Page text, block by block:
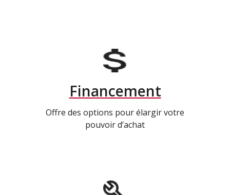
Financement
Offre des options pour élargir votre
pouvoir d’achat